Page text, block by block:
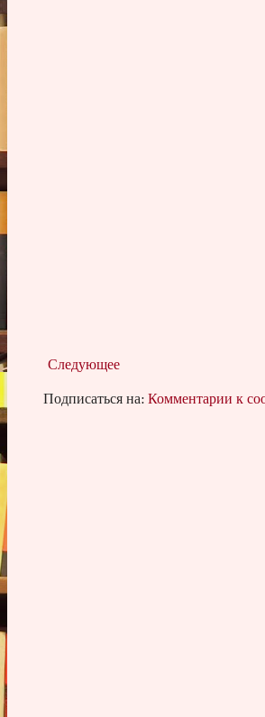
Следующее
Подписаться на: Комментарии к